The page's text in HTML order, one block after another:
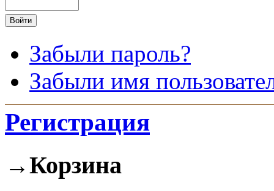
Забыли пароль?
Забыли имя
Регистрация
→Корзина